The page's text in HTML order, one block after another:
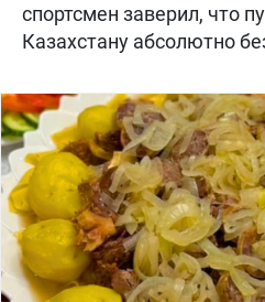
спортсмен заверил, что
Казахстану абсолютно